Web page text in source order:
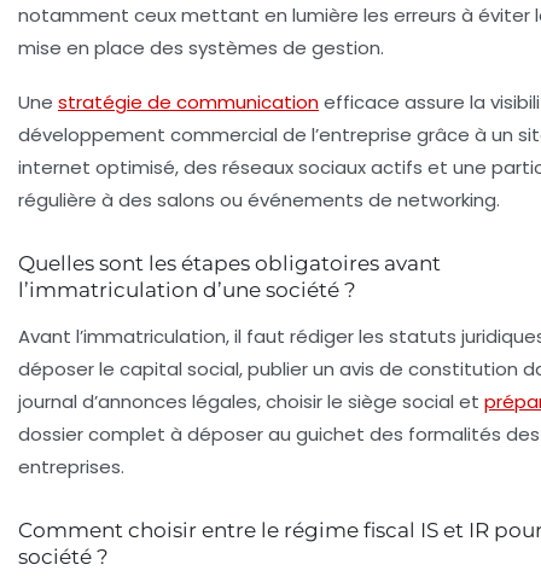
notamment ceux mettant en lumière les erreurs à éviter
mise en place des systèmes de gestion.
Une stratégie de communicationefficace assure la
développement commercial de l’entreprise grâce à un
internet optimisé, des réseaux sociaux actifs et une
régulière à des salons ou événements de networking.
Quelles sont les étapes obligatoires avant
l’immatriculation d’une société ?
Avant l’immatriculation, il faut rédiger les statuts
déposer le capital social, publier un avis de constitution
journal d’annonces légales, choisir le siège social et
dossier complet à déposer au guichet des formalités des
entreprises.
Comment choisir entre le régime fiscal IS et IR
société ?